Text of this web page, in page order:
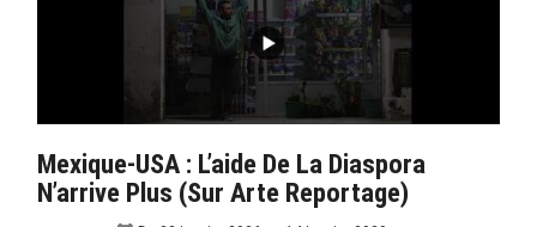
Mexique-USA : L’aide De La Diaspora
N’arrive Plus (sur Arte Reportage)